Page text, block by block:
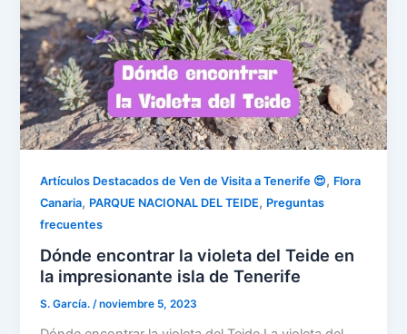
Artículos Destacados de Ven de Visita a Tenerife 😍, Flora
Canaria, PARQUE NACIONAL DEL TEIDE, Preguntas
frecuentes
Dónde encontrar la violeta del Teide en
la impresionante isla de Tenerife
S. García./noviembre 5, 2023